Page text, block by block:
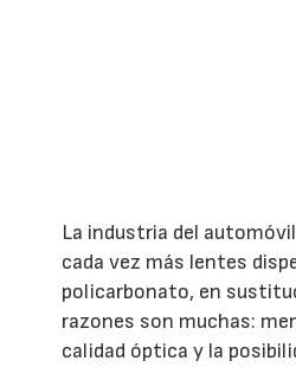
La industria del
cada vez más lentes
policarbonato, en
razones son muchas:
calidad óptica y la